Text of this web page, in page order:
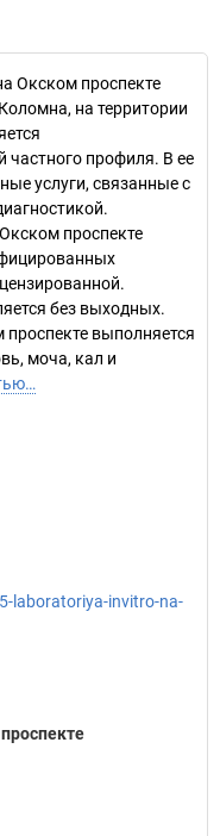
Окском проспекте
на территории
частного профиля. В ее
услуги, связанные с
проспекте
без выходных.
выполняется
моча, кал и
laboratoriya-invitro-na-